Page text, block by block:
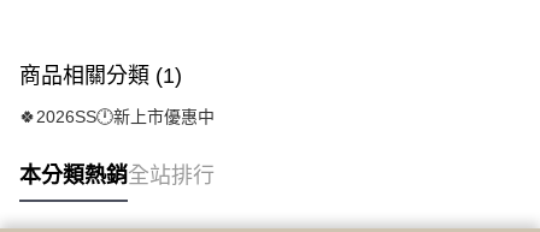
商品相關分類 (1)
🍀2026SS🕛新上市優惠中
本分類熱銷全站排行